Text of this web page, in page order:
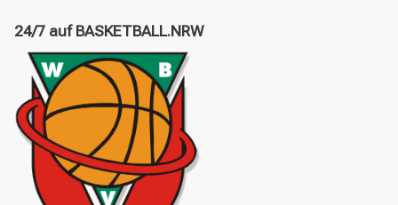
24/7 auf BASKETBALL.NRW